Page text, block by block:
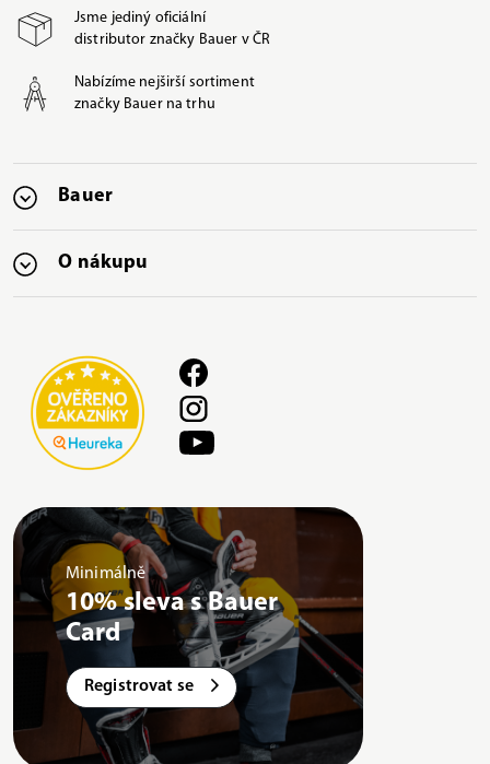
Jsme jediný oficiální
distributor značky Bauer v ČR
Nabízíme nejširší sortiment
značky Bauer na trhu
Bauer
O nákupu
Minimálně
10% sleva s Bauer
Card
Registrovat se